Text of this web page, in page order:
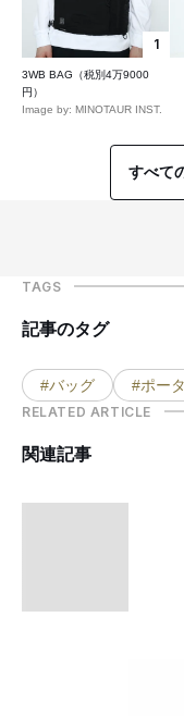
1
3WB BAG（税別4万9000
円）
Image by: MINOTAUR INST.
すべて
TAGS
記事のタグ
#バッグ #ポー
RELATED ARTICLE
関連記事